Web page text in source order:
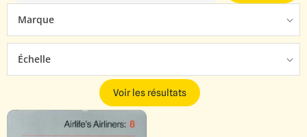
Marque
Échelle
Voir les résultats